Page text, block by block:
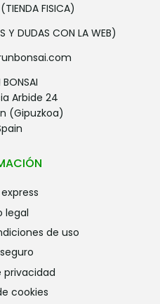
FISICA)
Y DUDAS CON LA WEB)
BONSAI
Arbide 24
(Gipuzkoa)
express
legal
de uso
seguro
privacidad
cookies